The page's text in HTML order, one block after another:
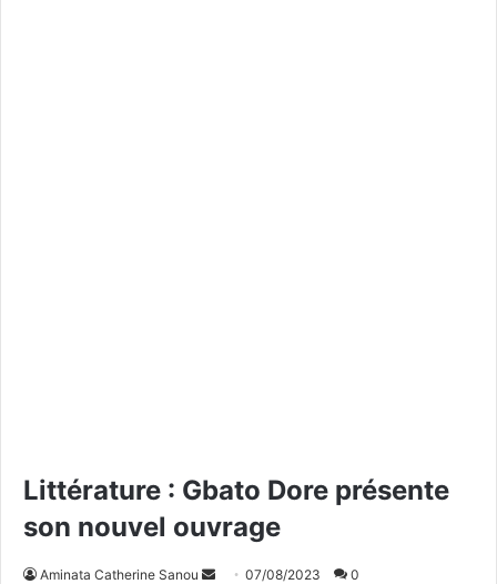
Littérature : Gbato Dore présente
son nouvel ouvrage
Aminata Catherine Sanou 07/08/2023 0